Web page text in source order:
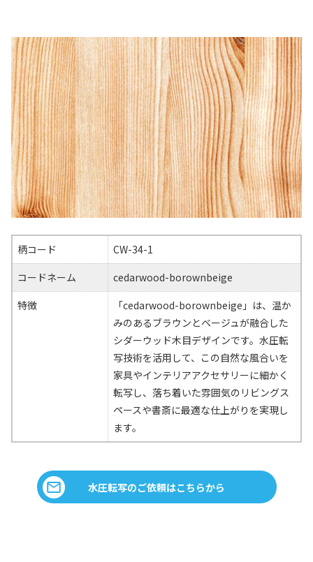
柄コード
CW-34-1
コードネーム
cedarwood-borownbeige
特徴
「cedarwood-borownbeige」は、温か
みのあるブラウンとベージュが融合した
シダーウッド木目デザインです。水圧転
写技術を活用して、この自然な風合いを
家具やインテリアアクセサリーに細かく
転写し、落ち着いた雰囲気のリビングス
ペースや書斎に最適な仕上がりを実現し
ます。
水圧転写のご依頼はこちらから